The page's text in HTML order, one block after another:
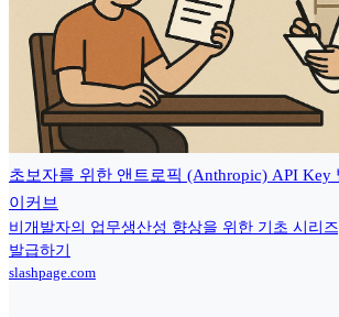
초보자를 위한 앤트로픽 (Anthropic) API Key
이커브
비개발자의 업무생산성 향상을 위한 기초 시리
발급하기
slashpage.com